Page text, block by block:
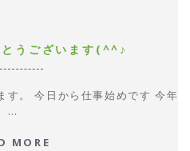
うございます(^^♪
す。 今日から仕事始めです 今年
...
MORE